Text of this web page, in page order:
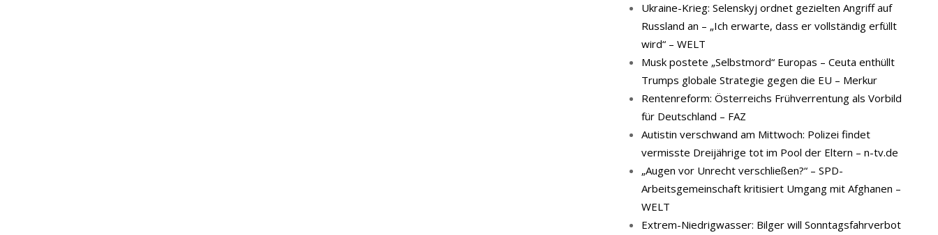
Ukraine-Krieg: Selenskyj ordnet gezielten Angriff auf
Russland an – „Ich erwarte, dass er vollständig erfüllt
wird“ – WELT
Musk postete „Selbstmord“ Europas – Ceuta enthüllt
Trumps globale Strategie gegen die EU – Merkur
Rentenreform: Österreichs Frühverrentung als Vorbild
für Deutschland – FAZ
Autistin verschwand am Mittwoch: Polizei findet
vermisste Dreijährige tot im Pool der Eltern – n-tv.de
„Augen vor Unrecht verschließen?“ – SPD-
Arbeitsgemeinschaft kritisiert Umgang mit Afghanen –
WELT
Extrem-Niedrigwasser: Bilger will Sonntagsfahrverbot